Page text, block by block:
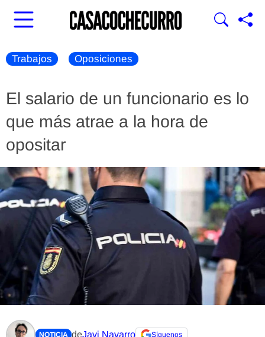
Trabajos Oposiciones
El salario de un funcionario es lo
que más atrae a la hora de
opositar
NOTICIA deJavi Navarro Síguenos